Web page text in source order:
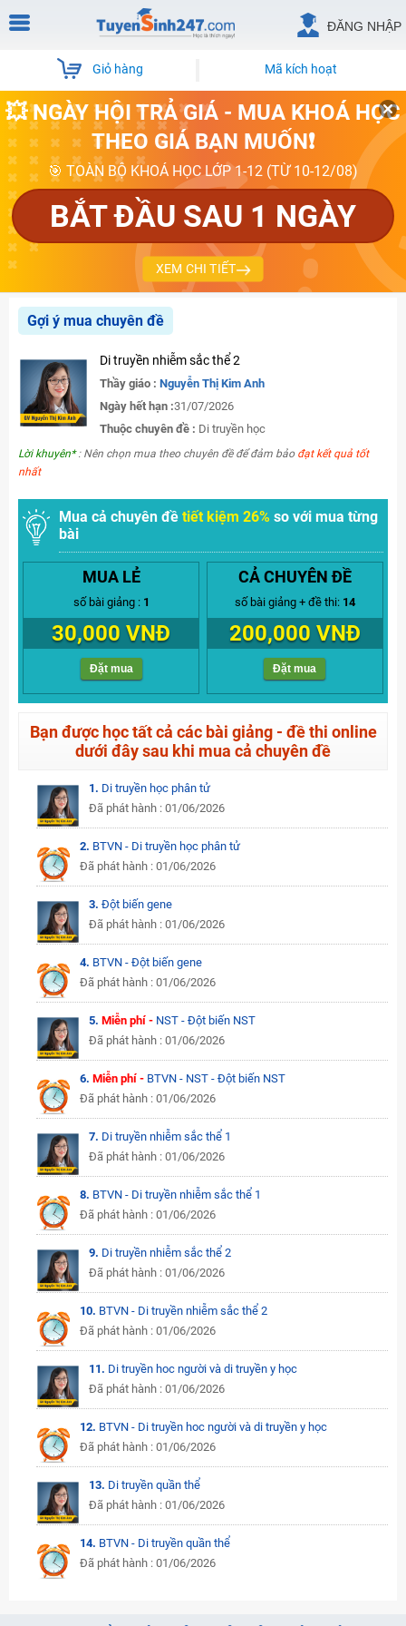
ĐĂNG NHẬP
Giỏ hàng Mã kích hoạt
💥 NGÀY HỘI TRẢ GIÁ - MUA KHOÁ HỌC
THEO GIÁ BẠN MUỐN❗
🎯 TOÀN BỘ KHOÁ HỌC LỚP 1-12 (TỪ 10-12/08)
BẮT ĐẦU SAU 1 NGÀY
XEM CHI TIẾT
Gợi ý mua chuyên đề
Di truyền nhiễm sắc thể 2
Thầy giáo : Nguyễn Thị Kim Anh
Ngày hết hạn :31/07/2026
Thuộc chuyên đề : Di truyền học
Lời khuyên*: Nên chọn mua theo chuyên đề để đảm bảo đạt kết quả tốt
nhất
Mua cả chuyên đề tiết kiệm 26% so với mua từng
bài
MUA LẺ
số bài giảng : 1
30,000 VNĐ
Đặt mua
CẢ CHUYÊN ĐỀ
số bài giảng + đề thi: 14
200,000 VNĐ
Đặt mua
Bạn được học tất cả các bài giảng - đề thi online
dưới đây sau khi mua cả chuyên đề
1. Di truyền học phân tử
Đã phát hành : 01/06/2026
2. BTVN - Di truyền học phân tử
Đã phát hành : 01/06/2026
3. Đột biến gene
Đã phát hành : 01/06/2026
4. BTVN - Đột biến gene
Đã phát hành : 01/06/2026
5. Miễn phí - NST - Đột biến NST
Đã phát hành : 01/06/2026
6.Miễn phí - BTVN - NST - Đột biến NST
Đã phát hành : 01/06/2026
7. Di truyền nhiễm sắc thể 1
Đã phát hành : 01/06/2026
8. BTVN - Di truyền nhiễm sắc thể 1
Đã phát hành : 01/06/2026
9. Di truyền nhiễm sắc thể 2
Đã phát hành : 01/06/2026
10. BTVN - Di truyền nhiễm sắc thể 2
Đã phát hành : 01/06/2026
11. Di truyền hoc người và di truyền y học
Đã phát hành : 01/06/2026
12. BTVN - Di truyền hoc người và di truyền y học
Đã phát hành : 01/06/2026
13. Di truyền quần thể
Đã phát hành : 01/06/2026
14. BTVN - Di truyền quần thể
Đã phát hành : 01/06/2026